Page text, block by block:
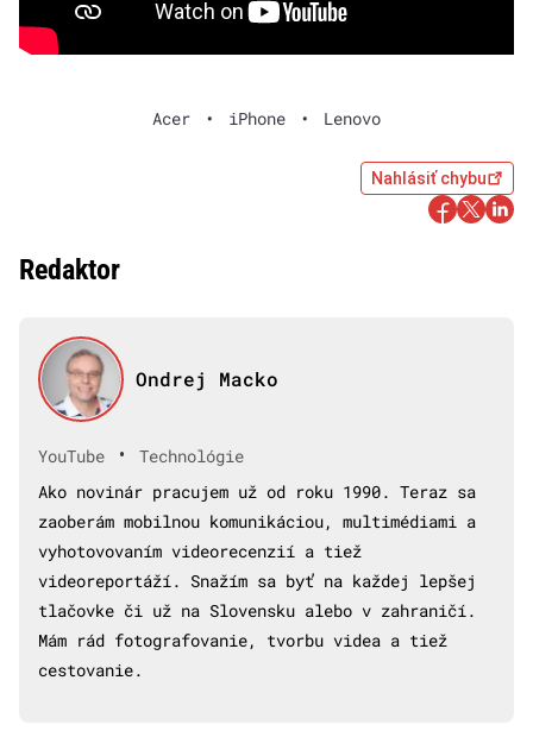
Acer • iPhone • Lenovo
Nahlásiť chybu
Redaktor
Ondrej Macko
YouTube •
Technológie
Ako novinár pracujem už od roku 1990. Teraz sa
zaoberám mobilnou komunikáciou, multimédiami a
vyhotovovaním videorecenzií a tiež
videoreportáží. Snažím sa byť na každej lepšej
tlačovke či už na Slovensku alebo v zahraničí.
Mám rád fotografovanie, tvorbu videa a tiež
cestovanie.